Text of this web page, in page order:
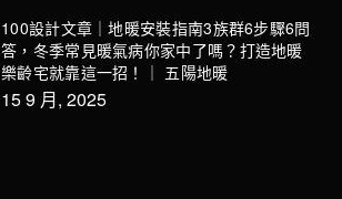
100設計文章｜地暖安裝指南3族群6步驟6問
答，冬季常見暖氣病你家中了嗎？打造地暖
樂齡宅就靠這一招！｜ 五陽地暖
15 9 月, 2025